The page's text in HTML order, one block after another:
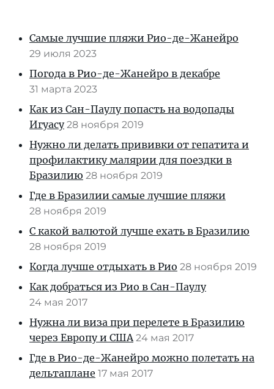
Самые лучшие пляжи Рио-де-Жанейро
29 июля 2023
Погода в Рио-де-Жанейро в декабре
31 марта 2023
Как из Сан-Паулу попасть на водопады
Игуасу 28 ноября 2019
Нужно ли делать прививки от гепатита и
профилактику малярии для поездки в
Бразилию 28 ноября 2019
Где в Бразилии самые лучшие пляжи
28 ноября 2019
С какой валютой лучше ехать в Бразилию
28 ноября 2019
Когда лучше отдыхать в Рио 28 ноября 2019
Как добраться из Рио в Сан-Паулу
24 мая 2017
Нужна ли виза при перелете в Бразилию
через Европу и США 24 мая 2017
Где в Рио-де-Жанейро можно полетать на
дельтаплане 17 мая 2017